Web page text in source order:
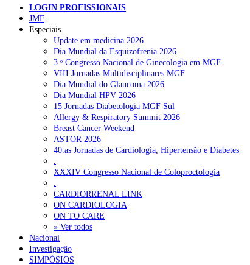
RECENTES
Sindicato acusa ULS São João de negar direitos de
Sindicato critica exclusão dos técnicos na criação de novo
Plataforma criada por estudantes apoia famílias após
ULS Alto Alentejo e IPO de Lisboa reforçam cooperação em
Montenegro defende gestão pública ou privada para garantir
MAIS LIDAS
Enfermagem Forense. “Da urgência ao tribunal,
202 visualizações
LOGIN PROFISSIONAIS
JMF
Especiais
Update em medicina 2026
Dia Mundial da Esquizofrenia 2026
3.ᵒ Congresso Nacional de Ginecologia em MGF
VIII Jornadas Multidisciplinares MGF
Dia Mundial do Glaucoma 2026
Dia Mundial HPV 2026
15 Jornadas Diabetologia MGF Sul
Allergy & Respiratory Summit 2026
Breast Cancer Weekend
ASTOR 2026
40.as Jornadas de Cardiologia, Hipertensão e Diabetes
.
XXXIV Congresso Nacional de Coloproctologia
.
CARDIORRENAL LINK
ON CARDIOLOGIA
ON TO CARE
» Ver todos
Nacional
Investigação
SIMPÓSIOS